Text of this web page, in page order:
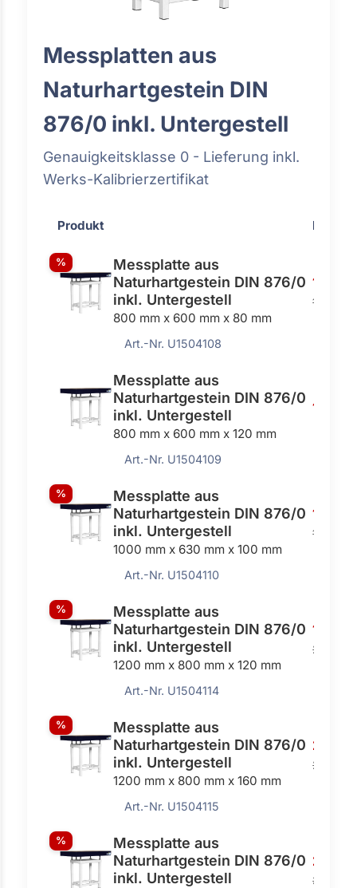
Messplatten aus
Naturhartgestein DIN
876/0 inkl. Untergestell
Genauigkeitsklasse 0 - Lieferung inkl.
Werks-Kalibrierzertifikat
Produkt Preis
%
Messplatte aus
Naturhartgestein DIN 876/0
inkl. Untergestell
800 mm x 600 mm x 80 mm
Art.-Nr. U1504108
Messplatte aus
Naturhartgestein DIN 876/0
inkl. Untergestell
800 mm x 600 mm x 120 mm
Art.-Nr. U1504109
%
Messplatte aus
Naturhartgestein DIN 876/0
inkl. Untergestell
1000 mm x 630 mm x 100 mm
Art.-Nr. U1504110
%
Messplatte aus
Naturhartgestein DIN 876/0
inkl. Untergestell
1200 mm x 800 mm x 120 mm
Art.-Nr. U1504114
%
Messplatte aus
Naturhartgestein DIN 876/0
inkl. Untergestell
1200 mm x 800 mm x 160 mm
Art.-Nr. U1504115
%
Messplatte aus
Naturhartgestein DIN 876/0
inkl. Untergestell